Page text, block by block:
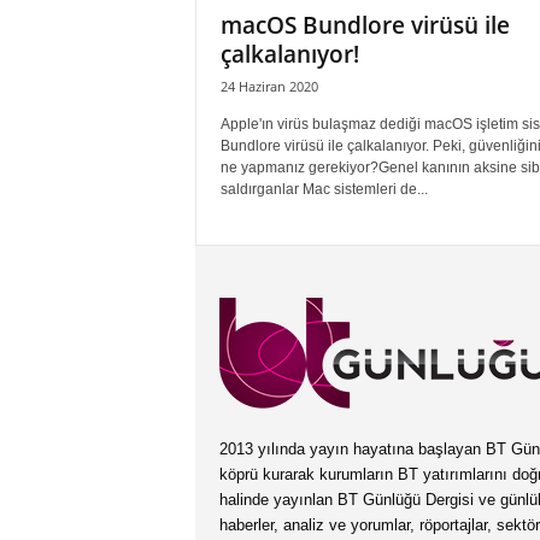
macOS Bundlore virüsü ile
çalkalanıyor!
24 Haziran 2020
Apple'ın virüs bulaşmaz dediği macOS işletim
Bundlore virüsü ile çalkalanıyor. Peki,
ne yapmanız gerekiyor?Genel kanının aksine
saldırganlar Mac sistemleri de...
2013 yılında yayın hayatına başlayan BT
köprü kurarak kurumların BT yatırımlarını
halinde yayınlan BT Günlüğü Dergisi ve
haberler, analiz ve yorumlar, röportajlar,